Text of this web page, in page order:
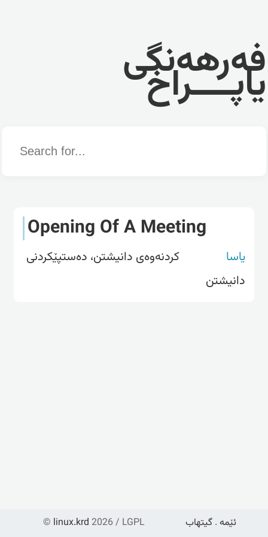
فەرهەنگی
یاپــــراخ
Word
Opening Of A Meeting
یاسا
کردنەوەی دانیشتن، دەستپێکردنی
دانیشتن
© linux.krd 2026 / LGPL ئێمە . گیتهاب